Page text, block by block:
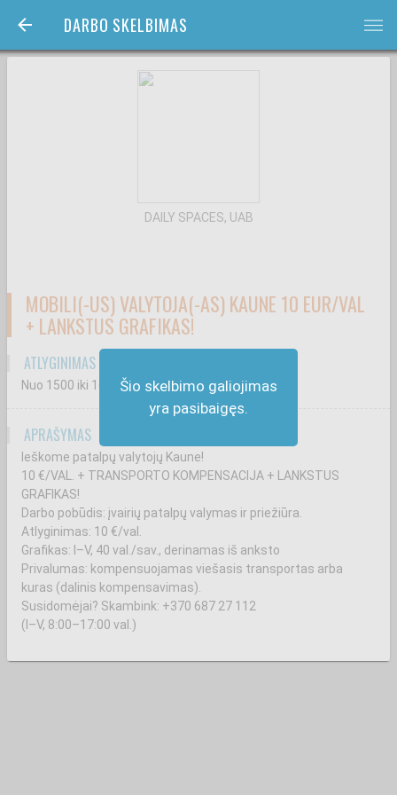
DARBO SKELBIMAS bars
Šio skelbimo galiojimas
yra pasibaigęs.
DAILY SPACES, UAB
MOBILI(-US) VALYTOJA(-AS) KAUNE 10 EUR/VAL
+ LANKSTUS GRAFIKAS!
ATLYGINIMAS ATSKAIČIUS MOKESČIUS
Nuo 1500 iki 1680 €
APRAŠYMAS
Ieškome patalpų valytojų Kaune!
10 €/VAL. + TRANSPORTO KOMPENSACIJA + LANKSTUS
GRAFIKAS!
Darbo pobūdis: įvairių patalpų valymas ir priežiūra.
Atlyginimas: 10 €/val.
Grafikas: I–V, 40 val./sav., derinamas iš anksto
Privalumas: kompensuojamas viešasis transportas arba
kuras (dalinis kompensavimas).
Susidomėjai? Skambink: +370 687 27 112
(I–V, 8:00–17:00 val.)